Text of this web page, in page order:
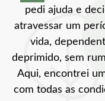
pedi ajuda e
atravessar um
vida,
deprimido, sem
Aqui, encontrei
com todas as